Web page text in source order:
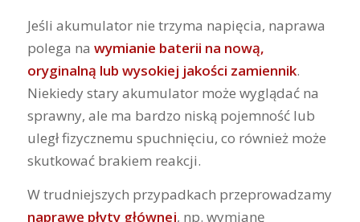
Jeśli akumulator nie trzyma napięcia, naprawa
polega na wymianie baterii na nową,
oryginalną lub wysokiej jakości zamiennik.
Niekiedy stary akumulator może wyglądać na
sprawny, ale ma bardzo niską pojemność lub
uległ fizycznemu spuchnięciu, co również może
skutkować brakiem reakcji.
W trudniejszych przypadkach przeprowadzamy
naprawę płyty głównej, np. wymianę